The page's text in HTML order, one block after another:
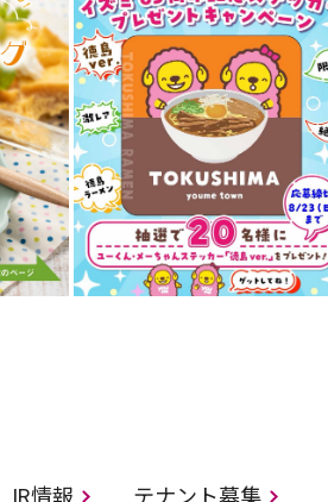
IR情報 テナント募集